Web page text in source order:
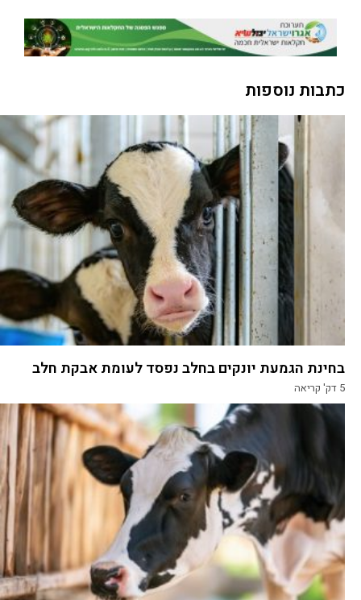
כתבות נוספות
בחינת הגמעת יונקים בחלב נפסד לעומת אבקת חלב
5 דק' קריאה